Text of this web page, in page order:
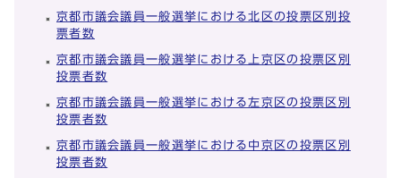
京都市議会議員一般選挙における北区の投票区別投
票者数
京都市議会議員一般選挙における上京区の投票区別
投票者数
京都市議会議員一般選挙における左京区の投票区別
投票者数
京都市議会議員一般選挙における中京区の投票区別
投票者数